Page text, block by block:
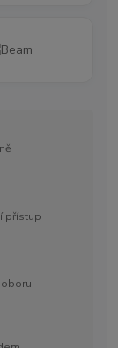
přístup